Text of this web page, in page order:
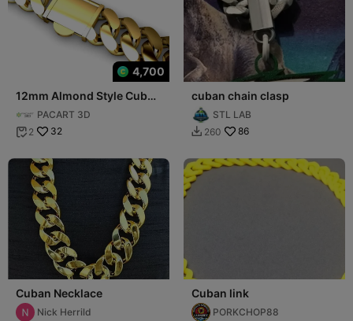
4,700
12mm Almond Style Cuban
Link with Full Locking
SystemPACART 3D
 2 32
cuban chain clasp
STL LAB
 260 86
Cuban Necklace
Nick Herrild
Cuban link
PORKCHOP88